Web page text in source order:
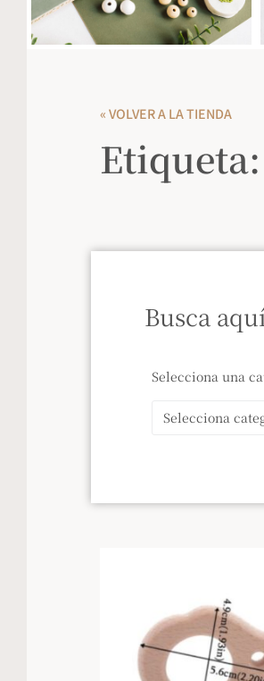
« VOLVER A LA TIENDA
Busca
Selecciona una
Selecciona